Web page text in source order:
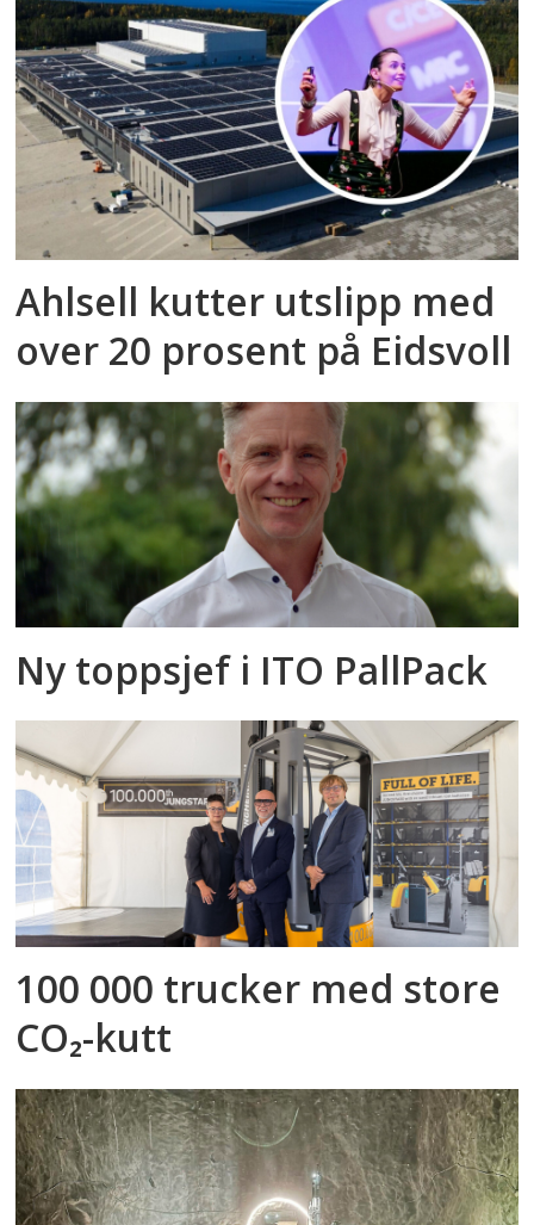
Ahlsell kutter utslipp med
over 20 prosent på Eidsvoll
Ny toppsjef i ITO PallPack
100 000 trucker med store
CO₂-kutt